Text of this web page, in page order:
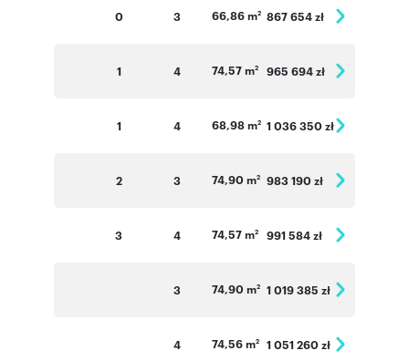
0 3 66,86 m2 867 654 zł
1 4 74,57 m2 965 694 zł
1 4 68,98 m2 1 036 350 zł
2 3 74,90 m2 983 190 zł
3 4 74,57 m2 991 584 zł
3 74,90 m2 1 019 385 zł
4 74,56 m2 1 051 260 zł